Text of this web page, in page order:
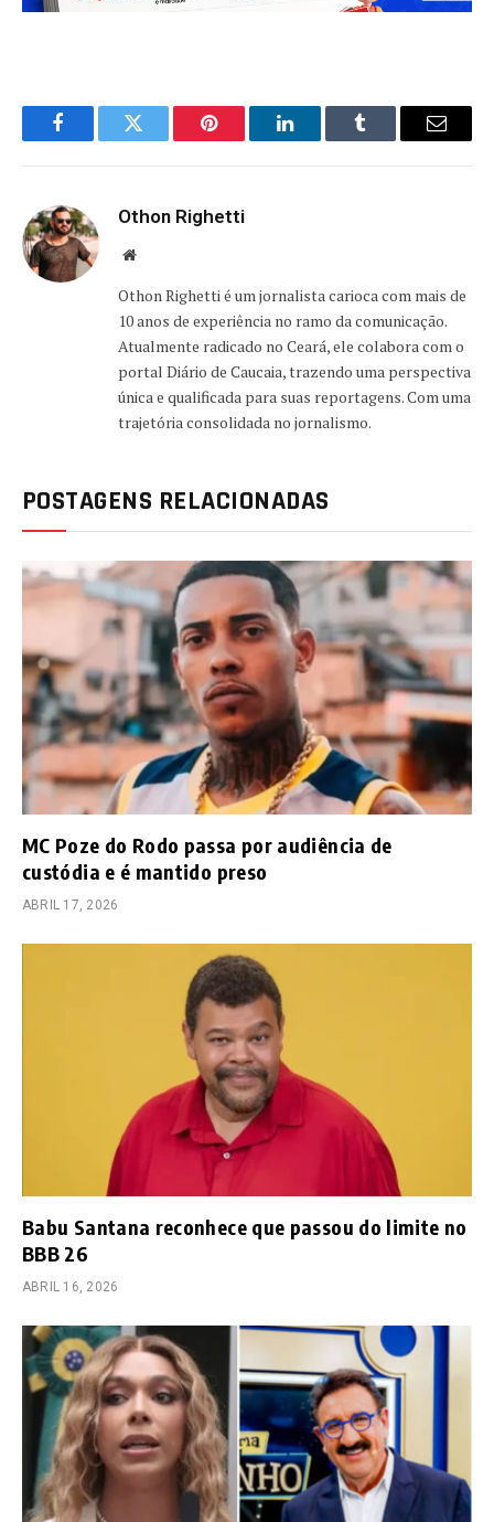
FacebookTwitter Pinterest LinkedInTumblr Email
Othon Righetti
Website
Othon Righetti é um jornalista carioca com mais de
10 anos de experiência no ramo da comunicação.
Atualmente radicado no Ceará, ele colabora com o
portal Diário de Caucaia, trazendo uma perspectiva
única e qualificada para suas reportagens. Com uma
trajetória consolidada no jornalismo.
POSTAGENS RELACIONADAS
MC Poze do Rodo passa por audiência de
custódia e é mantido preso
ABRIL 17, 2026
Babu Santana reconhece que passou do limite no
BBB 26
ABRIL 16, 2026